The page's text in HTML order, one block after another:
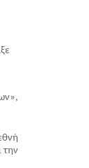
την